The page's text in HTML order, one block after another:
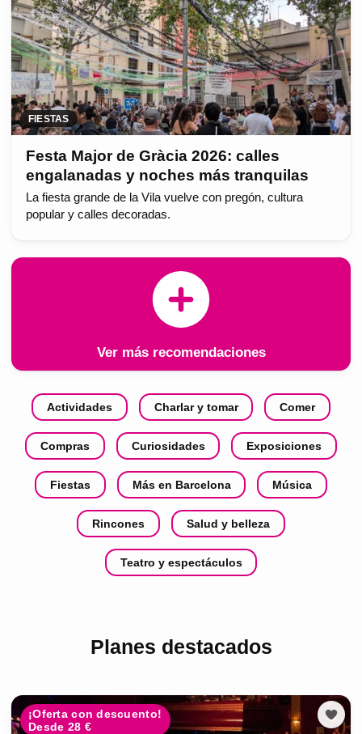
FIESTAS
Festa Major de Gràcia 2026: calles
engalanadas y noches más tranquilas
La fiesta grande de la Vila vuelve con pregón, cultura
popular y calles decoradas.
Ver más recomendaciones
Actividades Charlar y tomar Comer
Compras Curiosidades Exposiciones
Fiestas Más en Barcelona Música
Rincones Salud y belleza
Teatro y espectáculos
Planes destacados
¡Oferta con descuento!
Desde 28 €